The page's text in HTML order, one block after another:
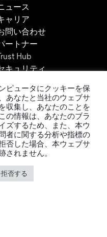
ュース
ャリア
問い合わせ
ートナー
Hub
キュリティ
ブランドガイドライン
ピュータにクッキーを保
あなたと当社のウェブサ
収集し、あなたのことを
の情報は、あなたのブラ
ズするため、また、本ウ
者に関する分析や指標の
否した場合、本ウェブサ
されません。
否する